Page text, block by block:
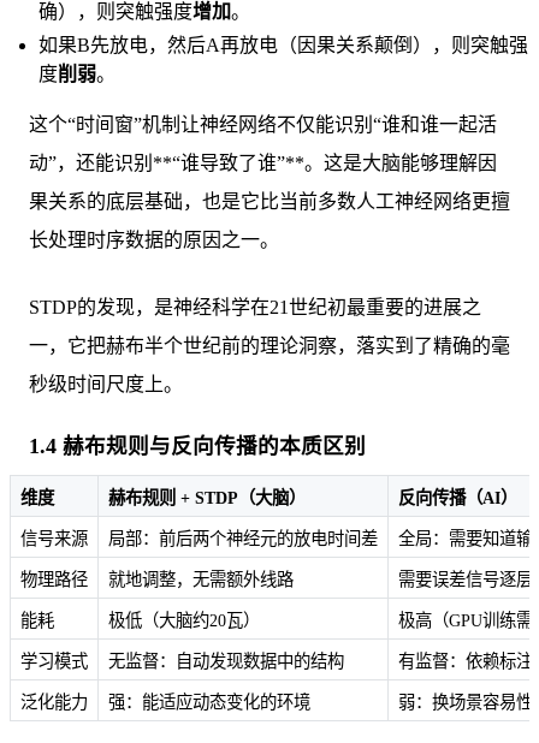
确），则突触强度增加。
如果B先放电，然后A再放电（因果关系颠倒），则突触强
度削弱。
这个“时间窗”机制让神经网络不仅能识别“谁和谁一起活
动”，还能识别**“谁导致了谁”**。这是大脑能够理解因
果关系的底层基础，也是它比当前多数人工神经网络更擅
长处理时序数据的原因之一。
STDP的发现，是神经科学在21世纪初最重要的进展之
一，它把赫布半个世纪前的理论洞察，落实到了精确的毫
秒级时间尺度上。
1.4 赫布规则与反向传播的本质区别
维度 赫布规则 + STDP（大脑） 反向传播（AI）
信号来源 局部：前后两个神经元的放电时间差 全局：需要知道输
物理路径 就地调整，无需额外线路 需要误差信号逐层
能耗 极低（大脑约20瓦） 极高（GPU训练
学习模式 无监督：自动发现数据中的结构 有监督：依赖标注
泛化能力 强：能适应动态变化的环境 弱：换场景容易性